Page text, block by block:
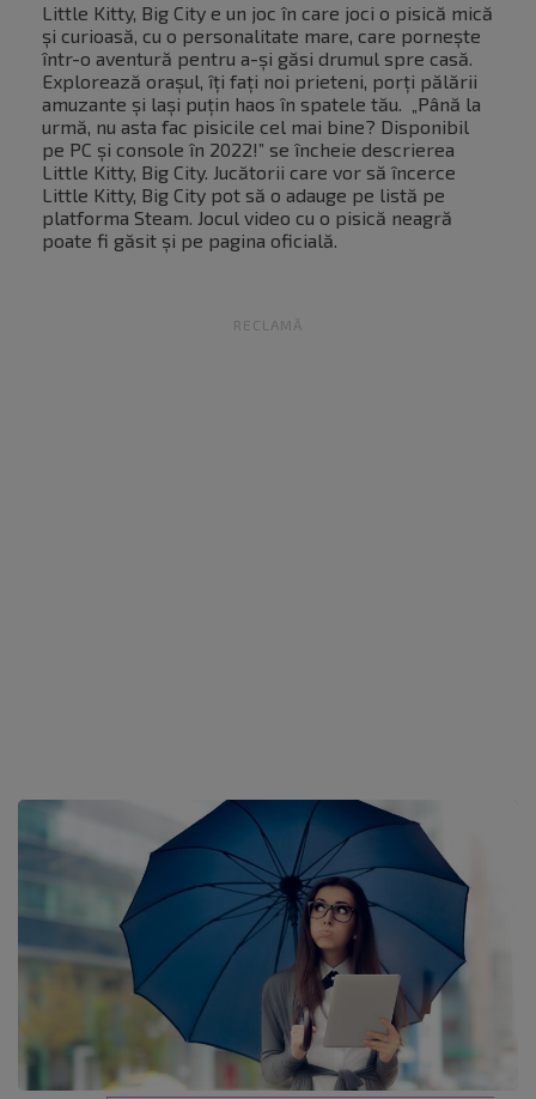
Little Kitty, Big City e un joc în care joci o pisică mică
și curioasă, cu o personalitate mare, care pornește
într-o aventură pentru a-și găsi drumul spre casă.
Explorează orașul, îți fați noi prieteni, porți pălării
amuzante și lași puțin haos în spatele tău. „Până la
urmă, nu asta fac pisicile cel mai bine? Disponibil
pe PC și console în 2022!” se încheie descrierea
Little Kitty, Big City. Jucătorii care vor să încerce
Little Kitty, Big City pot să o adauge pe listă pe
platforma Steam. Jocul video cu o pisică neagră
poate fi găsit și pe pagina oficială.
RECLAMĂ